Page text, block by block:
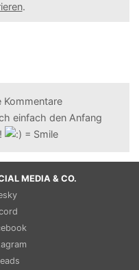
.
Kommentare
einfach den Anfang
MEDIA & CO.